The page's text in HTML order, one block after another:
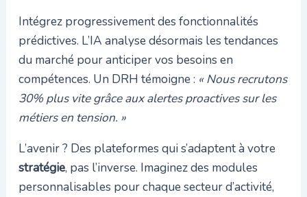
Intégrez progressivement des fonctionnalités
prédictives. L’IA analyse désormais les tendances
du marché pour anticiper vos besoins en
compétences. Un DRH témoigne : « Nous recrutons
30% plus vite grâce aux alertes proactives sur les
métiers en tension. »
L’avenir ? Des plateformes qui s’adaptent à votre
stratégie, pas l’inverse. Imaginez des modules
personnalisables pour chaque secteur d’activité,